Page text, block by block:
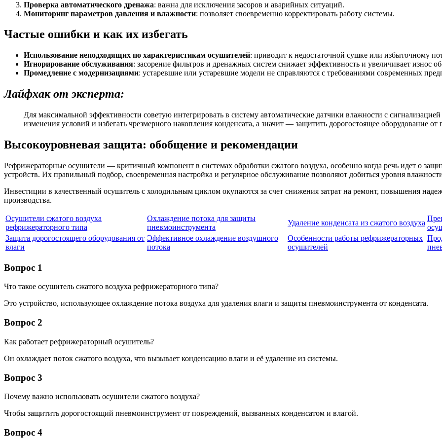
Проверка автоматического дренажа: важна для исключения засоров и аварийных ситуаций.
Мониторинг параметров давления и влажности: позволяет своевременно корректировать работу системы.
Частые ошибки и как их избегать
Использование неподходящих по характеристикам осушителей: приводит к недостаточной сушке или избыточному
Игнорирование обслуживания: засорение фильтров и дренажных систем снижает эффективность и увеличивает износ
Промедление с модернизациями: устаревшие или устаревшие модели не справляются с требованиями современных
Лайфхак от эксперта:
Для максимальной эффективности советую интегрировать в систему автоматические датчики влажности с
изменения условий и избегать чрезмерного накопления конденсата, а значит — защитить дорогостоящее оборудование
Высокоуровневая защита: обобщение и рекомендации
Рефрижераторные осушители — критичный компонент в системах обработки сжатого воздуха, особенно когда речь идет о
устройств. Их правильный подбор, своевременная настройка и регулярное обслуживание позволяют добиться уровня
Инвестиции в качественный осушитель с холодильным циклом окупаются за счет снижения затрат на ремонт, повышения
производства.
Осушители сжатого воздуха
рефрижераторного типа
Охлаждение потока для защиты
пневмоинструмента
Удаление конденсата из сжатого воздуха
Защита дорогостоящего оборудования от
влаги
Эффективное охлаждение воздушного
потока
Особенности работы рефрижераторных
осушителей
Вопрос 1
Что такое осушитель сжатого воздуха рефрижераторного типа?
Это устройство, использующее охлаждение потока воздуха для удаления влаги и защиты пневмоинструмента от конденсата.
Вопрос 2
Как работает рефрижераторный осушитель?
Он охлаждает поток сжатого воздуха, что вызывает конденсацию влаги и её удаление из системы.
Вопрос 3
Почему важно использовать осушители сжатого воздуха?
Чтобы защитить дорогостоящий пневмоинструмент от повреждений, вызванных конденсатом и влагой.
Вопрос 4